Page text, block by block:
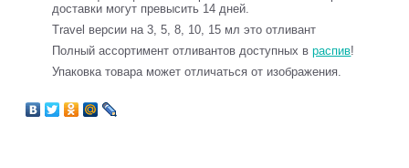
доставки могут превысить 14 дней.
Travel версии на 3, 5, 8, 10, 15 мл это отливант
Полный ассортимент отливантов доступных враспив!
Упаковка товара может отличаться от изображения.